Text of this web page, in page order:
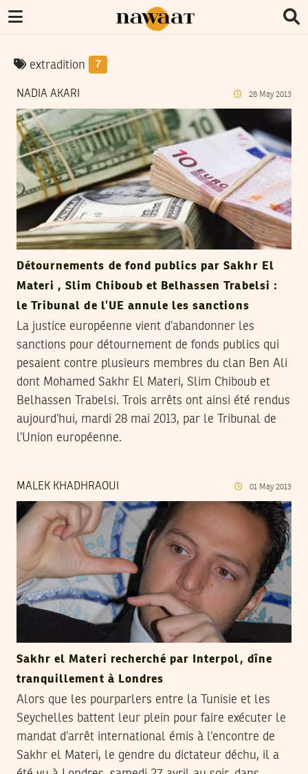
extradition 7
NADIA AKARI 28 May 2013
Détournements de fond publics par Sakhr El
Materi , Slim Chiboub et Belhassen Trabelsi :
le Tribunal de l’UE annule les sanctions
La justice européenne vient d’abandonner les
sanctions pour détournement de fonds publics qui
pesaient contre plusieurs membres du clan Ben Ali
dont Mohamed Sakhr El Materi, Slim Chiboub et
Belhassen Trabelsi. Trois arrêts ont ainsi été rendus
aujourd’hui, mardi 28 mai 2013, par le Tribunal de
l’Union européenne.
MALEK KHADHRAOUI 01 May 2013
Sakhr el Materi recherché par Interpol, dîne
tranquillement à Londres
Alors que les pourparlers entre la Tunisie et les
Seychelles battent leur plein pour faire exécuter le
mandat d’arrêt international émis à l’encontre de
Sakhr el Materi, le gendre du dictateur déchu, il a